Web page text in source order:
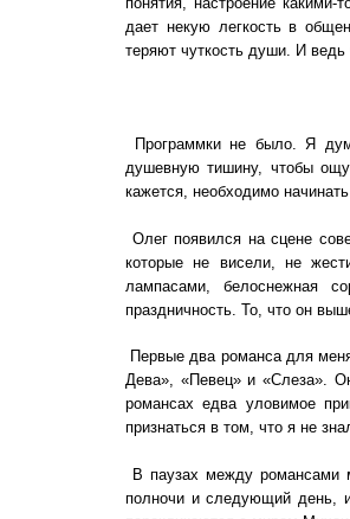
дает некую легкость в
теряют чуткость души. И ведь
Программки не было. Я
душевную тишину, чтобы
кажется, необходимо
Олег появился на сцене
которые не висели, не
лампасами, белоснежная
праздничность. То, что он
Первые два романса для
Дева», «Певец» и «Слеза».
романсах едва уловимое
признаться в том, что я не
В паузах между романсами
полночи и следующий день,